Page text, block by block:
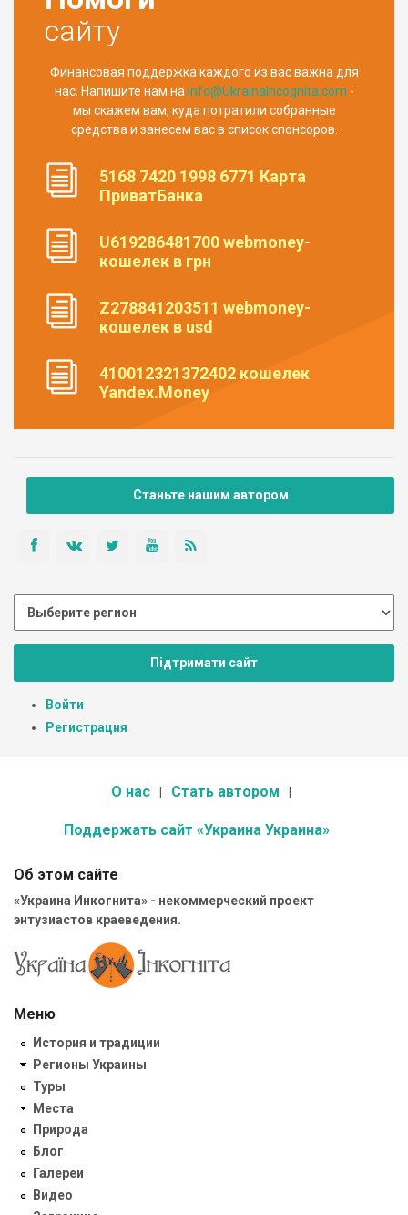
сайту
Финансовая поддержка каждого из вас важна для
нас. Напишите нам на info@UkrainaIncognita.com -
мы скажем вам, куда потратили собранные
средства и занесем вас в список спонсоров.
5168 7420 1998 6771 Карта
ПриватБанка
U619286481700 webmoney-
кошелек в грн
Z278841203511 webmoney-
кошелек в usd
410012321372402 кошелек
Yandex.Money
Станьте нашим автором
Підтримати сайт
Войти
Регистрация
О нас Стать автором
Поддержать сайт «Украина Украина»
Об этом сайте
«Украина Инкогнита» - некоммерческий проект
энтузиастов краеведения.
Меню
История и традиции
Регионы Украины
Туры
Места
Природа
Блог
Галереи
Видео